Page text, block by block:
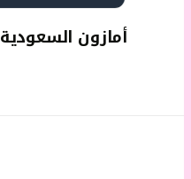
أمازون السعودية